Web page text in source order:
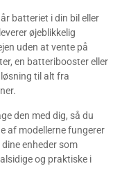
batteriet i din bil eller
øjeblikkelig
uden at vente på
en batteribooster eller
til alt fra
den med dig, så du
af modellerne fungerer
enheder som
og praktiske i